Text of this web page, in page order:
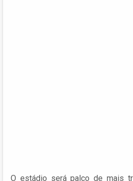
O estádio será palco de mais